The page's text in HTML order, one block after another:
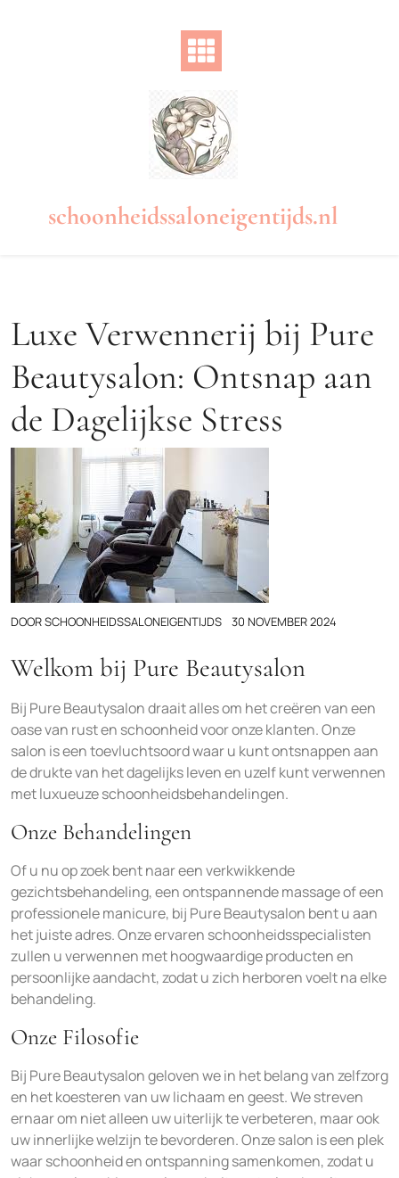
schoonheidssaloneigentijds.nl
Luxe Verwennerij bij Pure
Beautysalon: Ontsnap aan
de Dagelijkse Stress
DOORSCHOONHEIDSSALONEIGENTIJDS 30 NOVEMBER 2024
Welkom bij Pure Beautysalon
Bij Pure Beautysalon draait alles om het creëren van een
oase van rust en schoonheid voor onze klanten. Onze
salon is een toevluchtsoord waar u kunt ontsnappen aan
de drukte van het dagelijks leven en uzelf kunt verwennen
met luxueuze schoonheidsbehandelingen.
Onze Behandelingen
Of u nu op zoek bent naar een verkwikkende
gezichtsbehandeling, een ontspannende massage of een
professionele manicure, bij Pure Beautysalon bent u aan
het juiste adres. Onze ervaren schoonheidsspecialisten
zullen u verwennen met hoogwaardige producten en
persoonlijke aandacht, zodat u zich herboren voelt na elke
behandeling.
Onze Filosofie
Bij Pure Beautysalon geloven we in het belang van zelfzorg
en het koesteren van uw lichaam en geest. We streven
ernaar om niet alleen uw uiterlijk te verbeteren, maar ook
uw innerlijke welzijn te bevorderen. Onze salon is een plek
waar schoonheid en ontspanning samenkomen, zodat u